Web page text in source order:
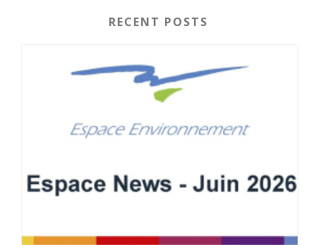
RECENT POSTS